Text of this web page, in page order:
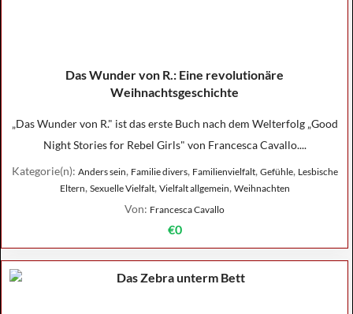
Das Wunder von R.: Eine revolutionäre
Weihnachtsgeschichte
„Das Wunder von R." ist das erste Buch nach dem Welterfolg „Good
Night Stories for Rebel Girls" von Francesca Cavallo....
Kategorie(n): Anders sein, Familie divers, Familienvielfalt, Gefühle, Lesbische
Eltern, Sexuelle Vielfalt, Vielfalt allgemein, Weihnachten
Von: Francesca Cavallo
€0